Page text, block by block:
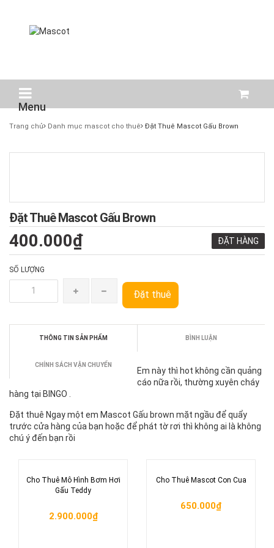
Menu
Trang chủ Danh mục mascot cho thuê Đặt Thuê Mascot Gấu Brown
Đặt Thuê Mascot Gấu Brown
ĐẶT HÀNG
400.000₫
SỐ LƯỢNG
Đặt thuê
THÔNG TIN SẢN PHẨM BÌNH LUẬN
CHÍNH SÁCH VẬN CHUYỂN
Em này thì hot không cần quảng
cáo nữa rồi, thường xuyên cháy
hàng tại BINGO .
Đặt thuê Ngay một em Mascot Gấu brown mặt ngầu để quẩy
trước cửa hàng của bạn hoặc để phát tờ rơi thì không ai là không
chú ý đến bạn rồi
Cho Thuê Mô Hình Bơm Hơi
Gấu Teddy
2.900.000₫
Cho Thuê Mascot Con Cua
650.000₫